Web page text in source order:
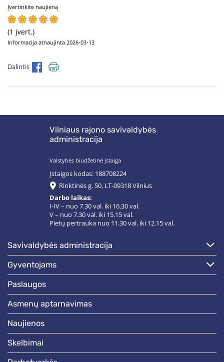
Įvertinkite naujieną
(1 įvert.)
Informacija atnaujinta 2026-03-13
Dalintis
Vilniaus rajono savivaldybės
administracija
Valstybės biudžetinė įstaiga
Įstaigos kodas: 188708224
Rinktinės g. 50, LT-09318 Vilnius
Darbo laikas:
I-IV – nuo 7.30 val. iki 16.30 val.
V – nuo 7.30 val. iki 15.15 val.
Pietų pertrauka nuo 11.30 val. iki 12.15 val.
savivaldybės administracija
gyventojams
paslaugos
asmenų aptarnavimas
naujienos
skelbimai